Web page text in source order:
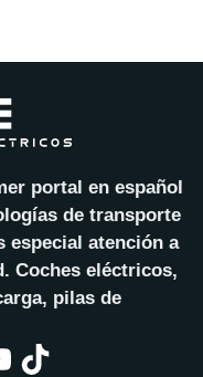
portal en español
de transporte
especial atención a
Coches eléctricos,
pilas de